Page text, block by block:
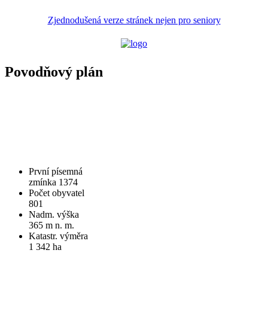
Zjednodušená verze stránek nejen pro seniory
Povodňový plán
První písemná
zmínka 1374
Počet obyvatel
801
Nadm. výška
365 m n. m.
Katastr. výměra
1 342 ha